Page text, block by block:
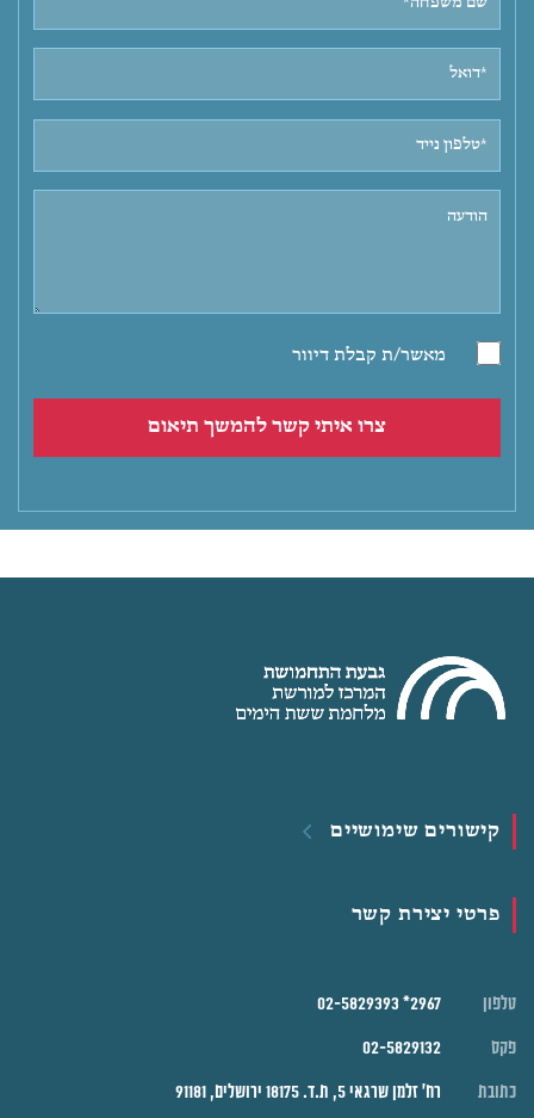
מאשר/ת קבלת דיוור
קישורים שימושיים
פרטי יצירת קשר
טלפון
פקס
כתובת
רח' זלמן שרגאי 5, ת.ד. 18175 ירושלים, 91181